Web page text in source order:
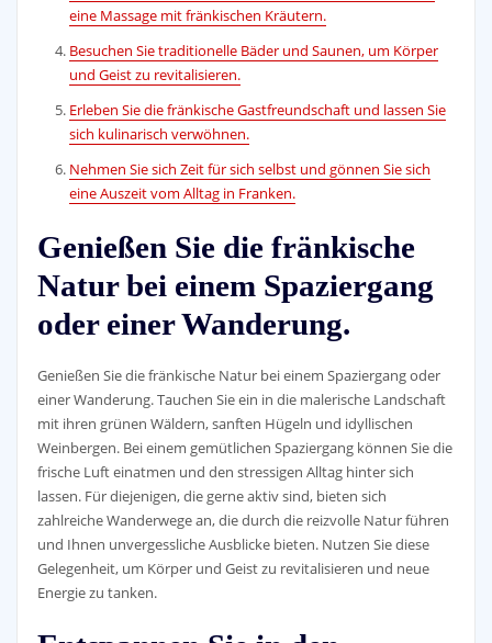
eine Massage mit fränkischen Kräutern.
Besuchen Sie traditionelle Bäder und Saunen, um Körper
und Geist zu revitalisieren.
Erleben Sie die fränkische Gastfreundschaft und lassen Sie
sich kulinarisch verwöhnen.
Nehmen Sie sich Zeit für sich selbst und gönnen Sie sich
eine Auszeit vom Alltag in Franken.
Genießen Sie die fränkische
Natur bei einem Spaziergang
oder einer Wanderung.
Genießen Sie die fränkische Natur bei einem Spaziergang oder
einer Wanderung. Tauchen Sie ein in die malerische Landschaft
mit ihren grünen Wäldern, sanften Hügeln und idyllischen
Weinbergen. Bei einem gemütlichen Spaziergang können Sie die
frische Luft einatmen und den stressigen Alltag hinter sich
lassen. Für diejenigen, die gerne aktiv sind, bieten sich
zahlreiche Wanderwege an, die durch die reizvolle Natur führen
und Ihnen unvergessliche Ausblicke bieten. Nutzen Sie diese
Gelegenheit, um Körper und Geist zu revitalisieren und neue
Energie zu tanken.